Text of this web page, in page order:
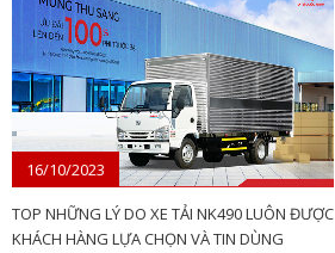
16/10/2023
TOP NHỮNG LÝ DO XE TẢI NK490 LUÔN ĐƯỢC
KHÁCH HÀNG LỰA CHỌN VÀ TIN DÙNG